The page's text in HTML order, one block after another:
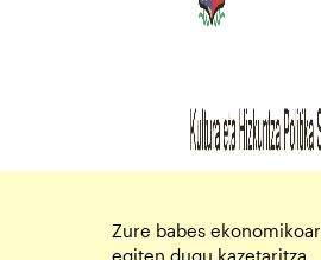
Zure babes
egiten dugu kazetaritza